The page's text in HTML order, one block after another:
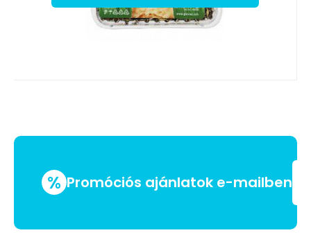
% Promóciós ajánlatok e-mailben